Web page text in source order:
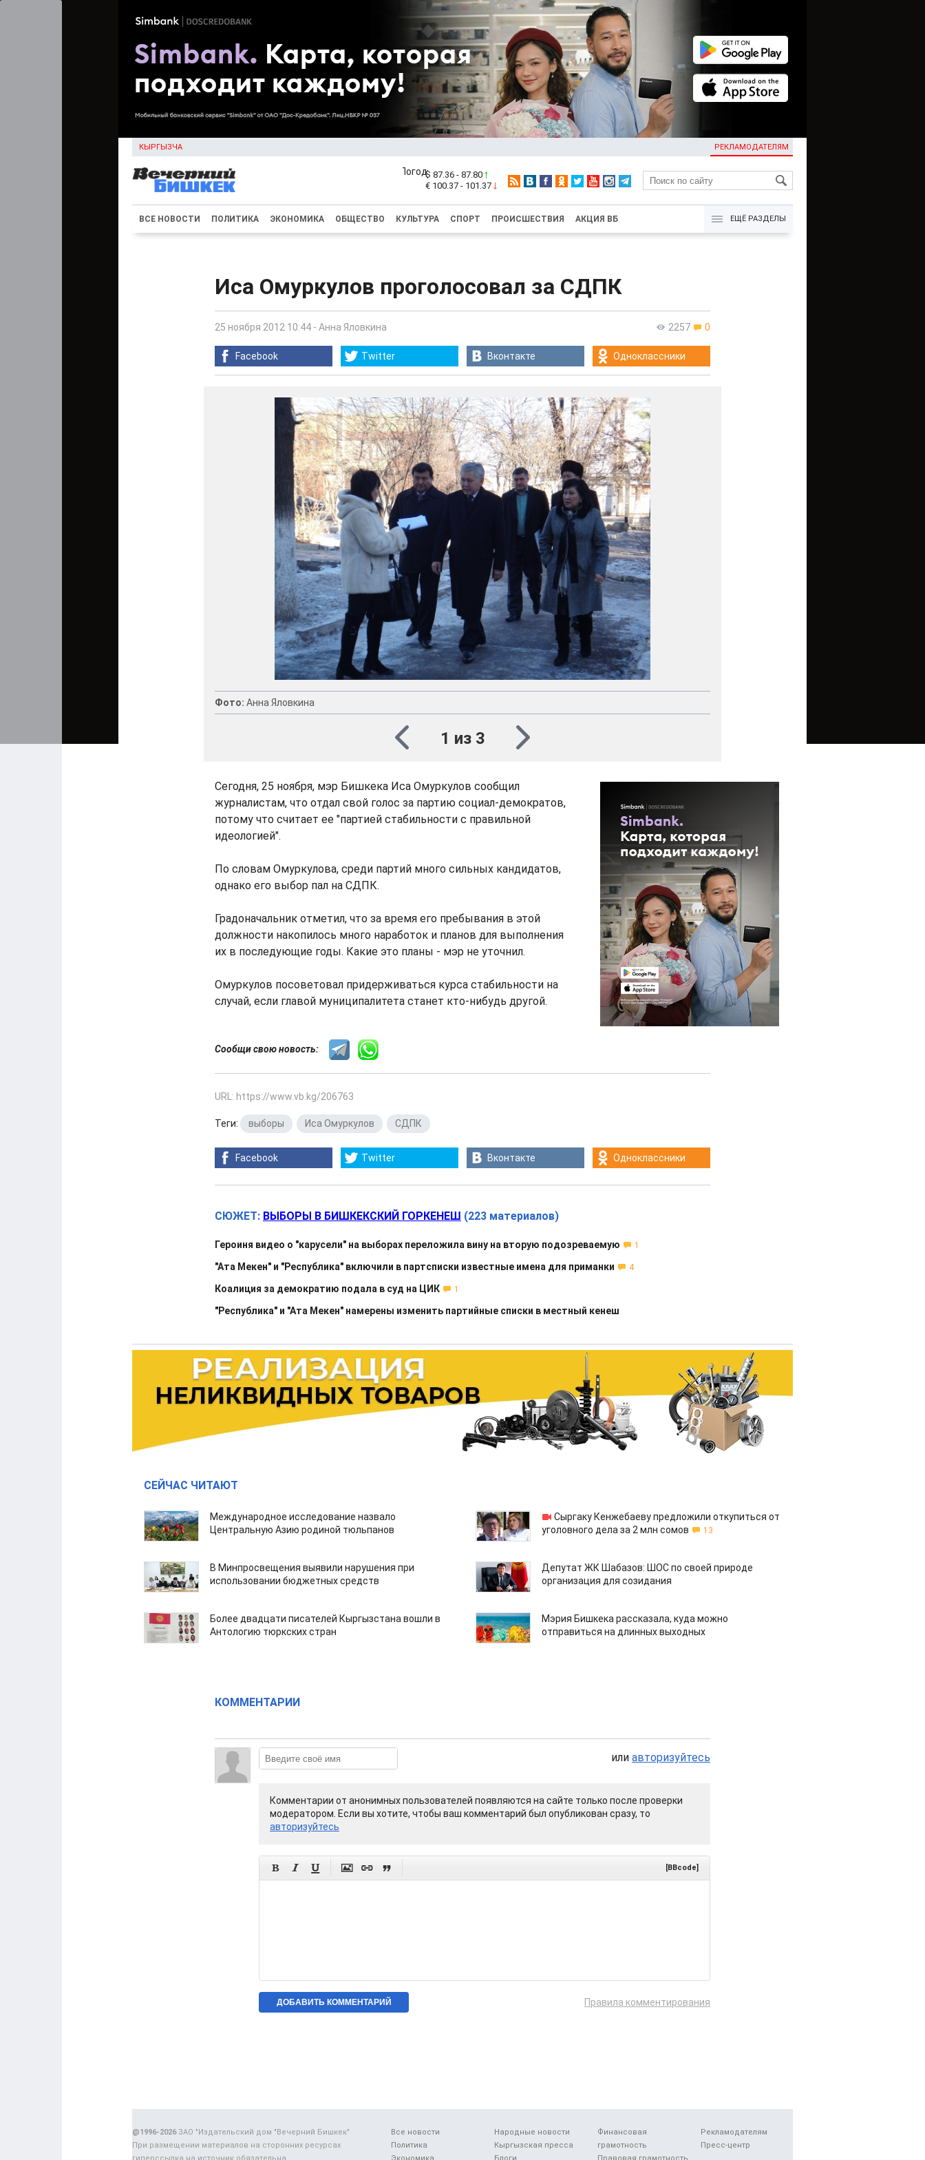
КЫРГЫЗЧА РЕКЛАМОДАТЕЛЯМ
KG
$ 87.36 - 87.80
€ 100.37 - 101.37
ВСЕ НОВОСТИ ПОЛИТИКА ЭКОНОМИКА ОБЩЕСТВО КУЛЬТУРА СПОРТ ПРОИСШЕСТВИЯ АКЦИЯ ВБ ЕЩЁ РАЗДЕЛЫ
Иса Омуркулов проголосовал за СДПК
2257 0
25 ноября 2012 10:44 - Анна Яловкина
Facebook Twitter Вконтакте Одноклассники
Фото: Анна Яловкина
1 из 3
Сегодня, 25 ноября, мэр Бишкека Иса Омуркулов сообщил
журналистам, что отдал свой голос за партию социал-демократов,
потому что считает ее "партией стабильности с правильной
идеологией".
По словам Омуркулова, среди партий много сильных кандидатов,
однако его выбор пал на СДПК.
Градоначальник отметил, что за время его пребывания в этой
должности накопилось много наработок и планов для выполнения
их в последующие годы. Какие это планы - мэр не уточнил.
Омуркулов посоветовал придерживаться курса стабильности на
случай, если главой муниципалитета станет кто-нибудь другой.
Сообщи свою новость:
URL: https://www.vb.kg/206763
Теги: выборы Иса Омуркулов СДПК
Facebook Twitter Вконтакте Одноклассники
СЮЖЕТ: ВЫБОРЫ В БИШКЕКСКИЙ ГОРКЕНЕШ (223 материалов)
Героиня видео о "карусели" на выборах переложила вину на вторую подозреваемую 1
"Ата Мекен" и "Республика" включили в партсписки известные имена для приманки 4
Коалиция за демократию подала в суд на ЦИК 1
"Республика" и "Ата Мекен" намерены изменить партийные списки в местный кенеш
СЕЙЧАС ЧИТАЮТ
Международное исследование назвало
Центральную Азию родиной тюльпанов
Сыргаку Кенжебаеву предложили откупиться от
уголовного дела за 2 млн сомов
13
В Минпросвещения выявили нарушения при
использовании бюджетных средств
Депутат ЖК Шабазов: ШОС по своей природе
организация для созидания
Более двадцати писателей Кыргызстана вошли в
Антологию тюркских стран
Мэрия Бишкека рассказала, куда можно
отправиться на длинных выходных
КОММЕНТАРИИ
или авторизуйтесь
Комментарии от анонимных пользователей появляются на сайте только после проверки
модератором. Если вы хотите, чтобы ваш комментарий был опубликован сразу, то
авторизуйтесь
      [BBcode]
Правила комментирования
Все новости
Политика
Народные новости
Кыргызская пресса
Финансовая
грамотность
Рекламодателям
Пресс-центр
@1996-2026ЗАО "Издательский дом "Вечерний Бишкек"
При размещении материалов на сторонних ресурсах